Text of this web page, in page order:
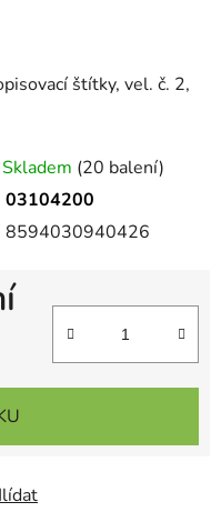
štítky, vel. č. 2,
Skladem (20 balení)
03104200
8594030940426